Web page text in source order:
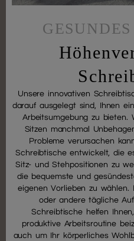
Unsere innovativen
darauf ausgelegt sind, Ihnen
Arbeitsumgebung zu bieten.
Sitzen manchmal
Probleme verursachen
Schreibtische entwickelt, die
Sitz- und Stehpositionen zu
die bequemste und
eigenen Vorlieben zu wählen.
oder andere tägliche
Schreibtische helfen
produktive Arbeitsroutine
auch um Ihr körperliches